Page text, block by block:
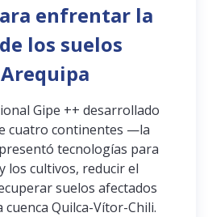
enfrentar la
los suelos
Gipe ++ desarrollado
cuatro continentes —la
tecnologías para
los cultivos, reducir el
suelos afectados
Quilca-Vítor-Chili.